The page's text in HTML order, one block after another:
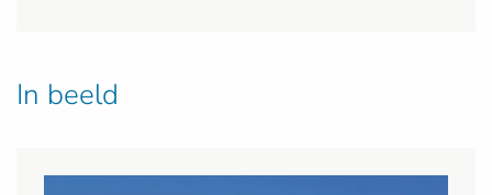
In beeld